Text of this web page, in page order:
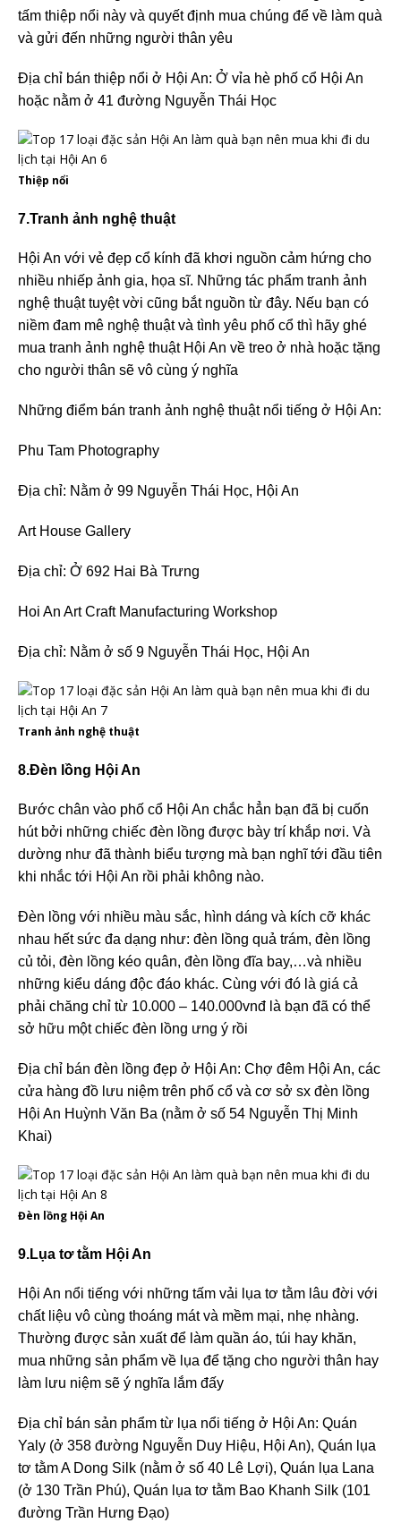
tấm thiệp nổi này và quyết định mua chúng để về làm quà
và gửi đến những người thân yêu
Địa chỉ bán thiệp nổi ở Hội An: Ở vỉa hè phố cổ Hội An
hoặc nằm ở 41 đường Nguyễn Thái Học
Thiệp nổi
7.Tranh ảnh nghệ thuật
Hội An với vẻ đẹp cổ kính đã khơi nguồn cảm hứng cho
nhiều nhiếp ảnh gia, họa sĩ. Những tác phẩm tranh ảnh
nghệ thuật tuyệt vời cũng bắt nguồn từ đây. Nếu bạn có
niềm đam mê nghệ thuật và tình yêu phố cổ thì hãy ghé
mua tranh ảnh nghệ thuật Hội An về treo ở nhà hoặc tặng
cho người thân sẽ vô cùng ý nghĩa
Những điểm bán tranh ảnh nghệ thuật nổi tiếng ở Hội An:
Phu Tam Photography
Địa chỉ: Nằm ở 99 Nguyễn Thái Học, Hội An
Art House Gallery
Địa chỉ: Ở 692 Hai Bà Trưng
Hoi An Art Craft Manufacturing Workshop
Địa chỉ: Nằm ở số 9 Nguyễn Thái Học, Hội An
Tranh ảnh nghệ thuật
8.Đèn lồng Hội An
Bước chân vào phố cổ Hội An chắc hẳn bạn đã bị cuốn
hút bởi những chiếc đèn lồng được bày trí khắp nơi. Và
dường như đã thành biểu tượng mà bạn nghĩ tới đầu tiên
khi nhắc tới Hội An rồi phải không nào.
Đèn lồng với nhiều màu sắc, hình dáng và kích cỡ khác
nhau hết sức đa dạng như: đèn lồng quả trám, đèn lồng
củ tỏi, đèn lồng kéo quân, đèn lồng đĩa bay,…và nhiều
những kiểu dáng độc đáo khác. Cùng với đó là giá cả
phải chăng chỉ từ 10.000 – 140.000vnđ là bạn đã có thể
sở hữu một chiếc đèn lồng ưng ý rồi
Địa chỉ bán đèn lồng đẹp ở Hội An: Chợ đêm Hội An, các
cửa hàng đồ lưu niệm trên phố cổ và cơ sở sx đèn lồng
Hội An Huỳnh Văn Ba (nằm ở số 54 Nguyễn Thị Minh
Khai)
Đèn lồng Hội An
9.Lụa tơ tằm Hội An
Hội An nổi tiếng với những tấm vải lụa tơ tằm lâu đời với
chất liệu vô cùng thoáng mát và mềm mại, nhẹ nhàng.
Thường được sản xuất để làm quần áo, túi hay khăn,
mua những sản phẩm về lụa để tặng cho người thân hay
làm lưu niệm sẽ ý nghĩa lắm đấy
Địa chỉ bán sản phẩm từ lụa nổi tiếng ở Hội An: Quán
Yaly (ở 358 đường Nguyễn Duy Hiệu, Hội An), Quán lụa
tơ tằm A Dong Silk (nằm ở số 40 Lê Lợi), Quán lụa Lana
(ở 130 Trần Phú), Quán lụa tơ tằm Bao Khanh Silk (101
đường Trần Hưng Đạo)